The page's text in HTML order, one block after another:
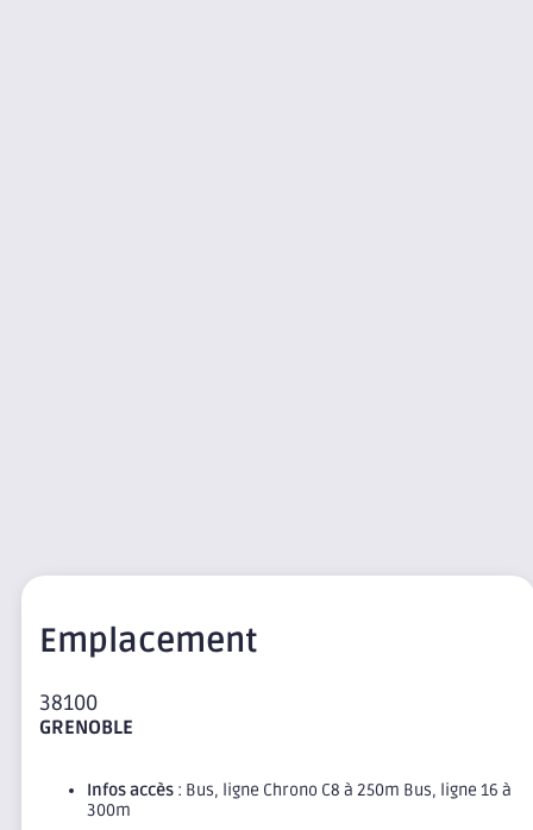
Emplacement
38100
GRENOBLE
Infos accès : Bus, ligne Chrono C8 à 250m Bus, ligne 16 à
300m